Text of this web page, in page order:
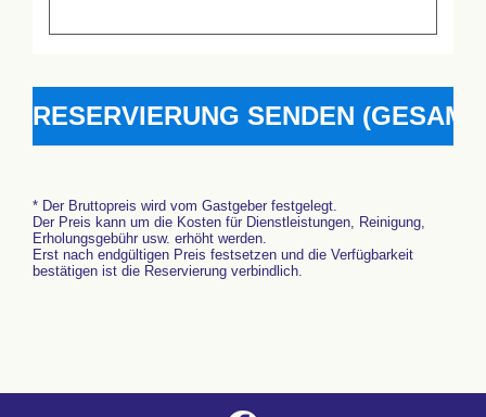
* Der Bruttopreis wird vom Gastgeber festgelegt.
Der Preis kann um die Kosten für Dienstleistungen, Reinigung,
Erholungsgebühr usw. erhöht werden.
Erst nach endgültigen Preis festsetzen und die Verfügbarkeit
bestätigen ist die Reservierung verbindlich.